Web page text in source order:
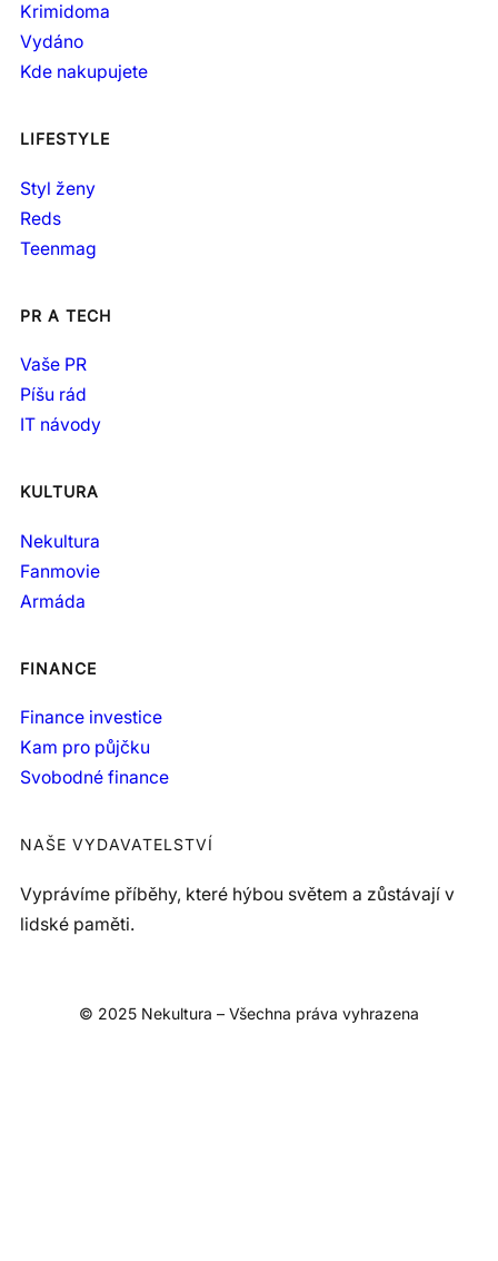
Krimidoma
Vydáno
Kde nakupujete
LIFESTYLE
Styl ženy
Reds
Teenmag
PR A TECH
Vaše PR
Píšu rád
IT návody
KULTURA
Nekultura
Fanmovie
Armáda
FINANCE
Finance investice
Kam pro půjčku
Svobodné finance
NAŠE VYDAVATELSTVÍ
Vyprávíme příběhy, které hýbou světem a zůstávají v
lidské paměti.
© 2025 Nekultura – Všechna práva vyhrazena